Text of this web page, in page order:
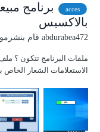
acces
برنامج
بالاكسيس
abdurabea472 قام
‏ملفات البرنامج تتكون ؟
الاستعلامات الشعار
لديك اكثر من شرك...